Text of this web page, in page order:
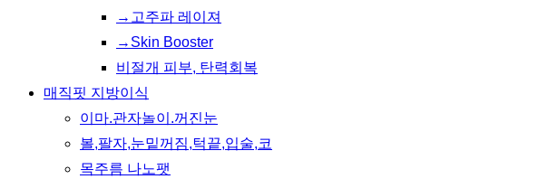
→고주파 레이져
→Skin Booster
비절개 피부, 탄력회복
매직핏 지방이식
이마.관자놀이.꺼진눈
볼,팔자,눈밑꺼짐,턱끝,입술,코
목주름 나노팻